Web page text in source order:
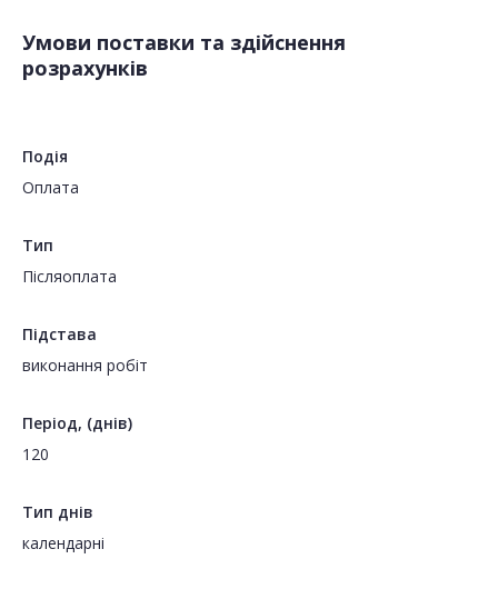
Умови поставки та здійснення
розрахунків
Подія
Оплата
Тип
Пiсляоплата
Підстава
виконання робіт
Період, (днів)
120
Тип днів
календарні